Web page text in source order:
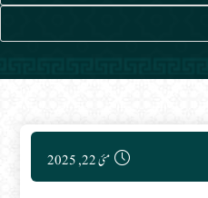
Post published:
مئی 22, 2025